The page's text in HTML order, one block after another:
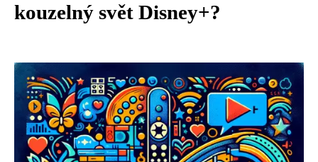
kouzelný svět Disney+?